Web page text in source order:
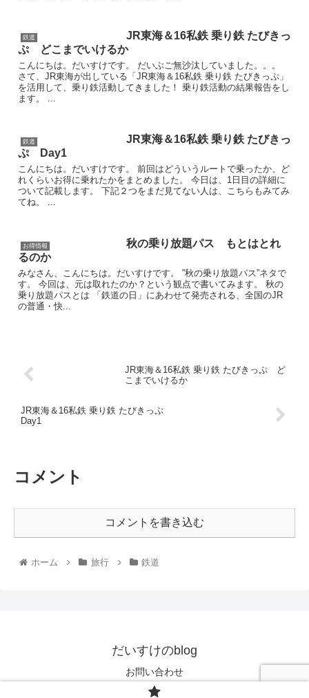
鉄道
JR東海＆16私鉄 乗り鉄 たびきっ
ぷ どこまでいけるか
こんにちは。だいすけです。 だいぶご無沙汰していました。。。
さて、JR東海が出している「JR東海＆16私鉄 乗り鉄 たびきっぷ」
を活用して、乗り鉄活動してきました！ 乗り鉄活動の結果報告をし
ます。 ...
鉄道
JR東海＆16私鉄 乗り鉄 たびきっ
ぷ Day1
こんにちは。だいすけです。 前回はどういうルートで乗ったか、ど
れくらいお得に乗れたかをまとめました。 今日は、1日目の詳細に
ついて記載します。 下記２つをまだ見てない人は、こちらもみてみ
てね。 ...
お得情報
秋の乗り放題パス もとはとれ
るのか
みなさん、こんにちは。だいすけです。 ”秋の乗り放題パス”ネタで
す。 今回は、元は取れたのか？という観点で書いてみます。 秋の
乗り放題パスとは 「鉄道の日」にあわせて発売される、全国のJR
の普通・快...
JR東海＆16私鉄 乗り鉄 たびきっぷ ど
こまでいけるか
JR東海＆16私鉄 乗り鉄 たびきっぷ
Day1
コメント
コメントを書き込む
ホーム 旅行 鉄道
だいすけのblog
お問い合わせ